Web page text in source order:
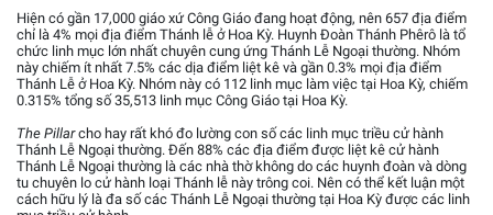
Hiện có gần 17,000 giáo xứ Công Giáo đang hoạt động, nên 657 địa điểm
chỉ là 4% mọi địa điểm Thánh lễ ở Hoa Kỳ. Huynh Đoàn Thánh Phêrô là tổ
chức linh mục lớn nhất chuyên cung ứng Thánh Lễ Ngoại thường. Nhóm
này chiếm ít nhất 7.5% các dịa điểm liệt kê và gần 0.3% mọi địa điểm
Thánh Lễ ở Hoa Kỳ. Nhóm này có 112 linh mục làm việc tại Hoa Kỳ, chiếm
0.315% tổng số 35,513 linh mục Công Giáo tại Hoa Kỳ.
The Pillarcho hay rất khó đo lường con số các linh mục triều cử hành
Thánh Lễ Ngoại thường. Đến 88% các địa điểm được liệt kê cử hành
Thánh Lễ Ngoại thường là các nhà thờ không do các huynh đoàn và dòng
tu chuyên lo cử hành loại Thánh lễ này trông coi. Nên có thể kết luận một
cách hữu lý là đa số các Thánh Lễ Ngoại thường tại Hoa Kỳ được các linh